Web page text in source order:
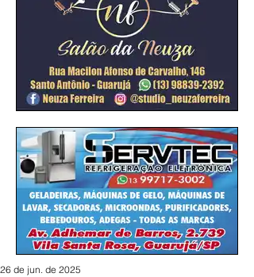
26 de jun. de 2025